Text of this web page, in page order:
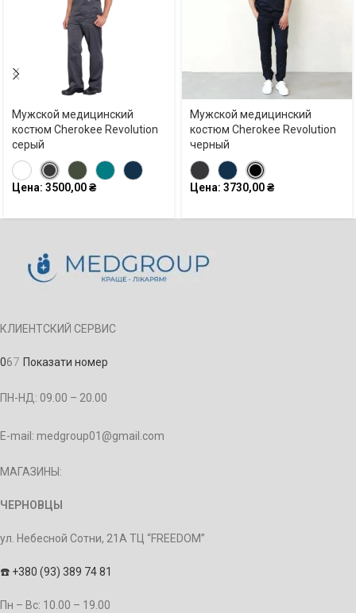
Мужской медицинский
костюм Cherokee Revolution
серый
Цена: 3500,00₴
Мужской медицинский
костюм Cherokee Revolution
черный
Цена: 3730,00₴
КЛИЕНТСКИЙ СЕРВИС
067 Показати номер
ПН-НД: 09.00 – 20.00
E-mail: medgroup01@gmail.com
МАГАЗИНЫ:
ЧЕРНОВЦЫ
ул. Небесной Сотни, 21А ТЦ “FREEDOM”
☎️ +380 (93) 389 74 81
Пн – Bc: 10.00 – 19.00